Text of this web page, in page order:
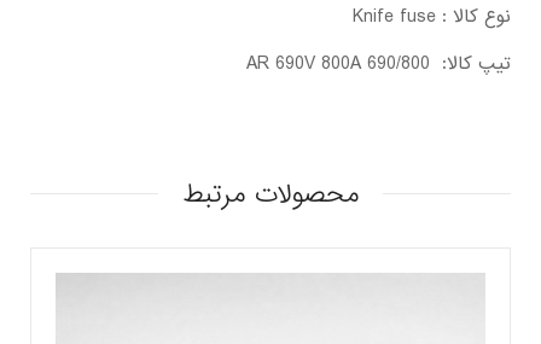
نوع کالا : Knife fuse
تیپ کالا: 690/800 AR 690V 800A
محصولات مرتبط